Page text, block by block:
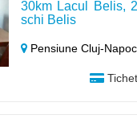
30km Lacul Belis,
schi Belis
Pensiune Cluj-